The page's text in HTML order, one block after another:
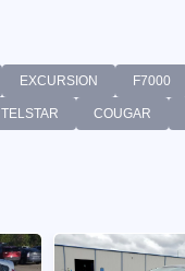
EXCURSION F7000
TELSTAR COUGAR